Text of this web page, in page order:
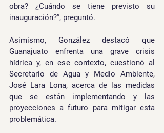
obra? ¿Cuándo se tiene previsto su
inauguración?”, preguntó.
Asimismo, González destacó que
Guanajuato enfrenta una grave crisis
hídrica y, en ese contexto, cuestionó al
Secretario de Agua y Medio Ambiente,
José Lara Lona, acerca de las medidas
que se están implementando y las
proyecciones a futuro para mitigar esta
problemática.